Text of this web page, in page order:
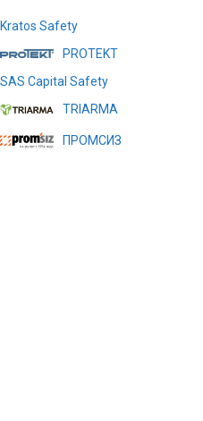
Kratos Safety
PROTEKT
SAS Capital Safety
TRIARMA
ПРОМСИЗ